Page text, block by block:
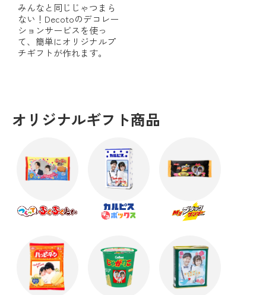
みんなと同じじゃつまら
ない！Decotoのデコレー
ションサービスを使っ
て、簡単にオリジナルプ
チギフトが作れます。
オリジナルギフト商品